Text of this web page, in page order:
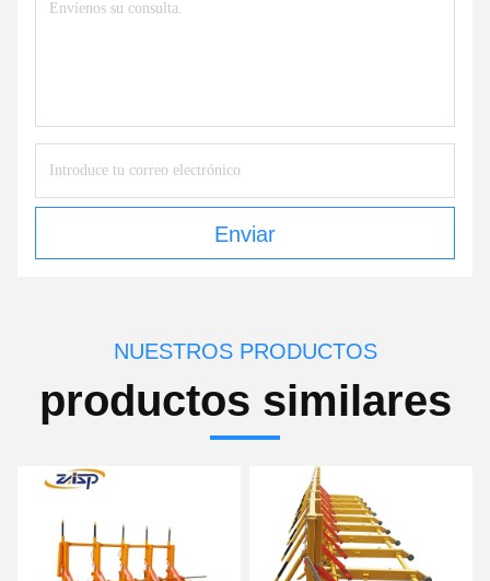
Enviar
NUESTROS PRODUCTOS
productos similares